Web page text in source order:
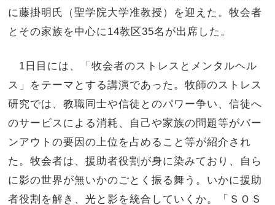
に藤掛明氏（聖学院大学准教授）を迎えた。牧会者
とその家族を中心に14教区35名が出席した。
1日目には、「牧会者のストレスとメンタルヘル
ス」をテーマとする講演であった。牧師のストレス
研究では、教職同士や信徒とのパワー争い、信徒へ
のサービスによる消耗、自己や家族の問題等がバー
ンアウトの要因の上位を占めること等が紹介され
た。牧会者は、援助者役割が身に染みており、自ら
に影の世界が無いかのごとく振る舞う。いかに援助
者役割を解き、光と影を統合していくか。「ＳＯＳ